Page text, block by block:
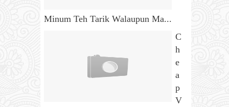
Minum Teh Tarik Walaupun Ma...
C
h
e
a
p
V